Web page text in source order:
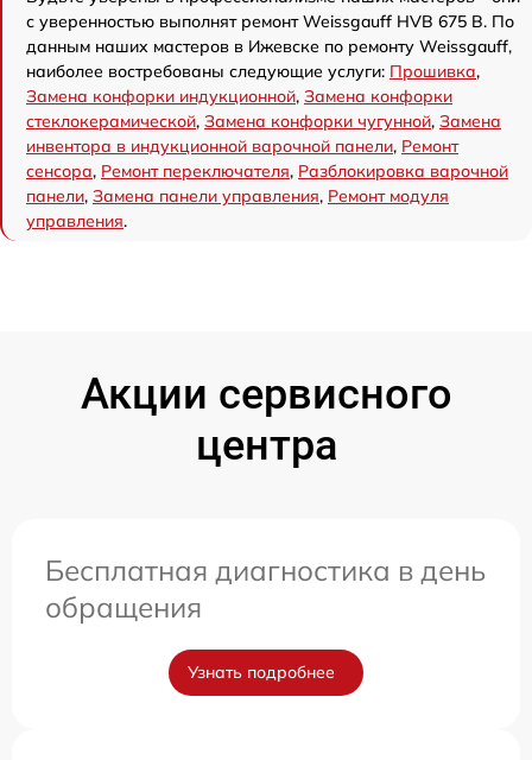
с уверенностью выполнят ремонт Weissgauff HVB 675 B. По
данным наших мастеров в Ижевске по ремонту Weissgauff,
наиболее востребованы следующие услуги: Прошивка,
Замена конфорки индукционной, Замена конфорки
стеклокерамической, Замена конфорки чугунной, Замена
инвентора в индукционной варочной панели, Ремонт
сенсора, Ремонт переключателя, Разблокировка варочной
панели, Замена панели управления, Ремонт модуля
управления.
Акции сервисного
центра
Бесплатная диагностика в день
обращения
Узнать подробнее